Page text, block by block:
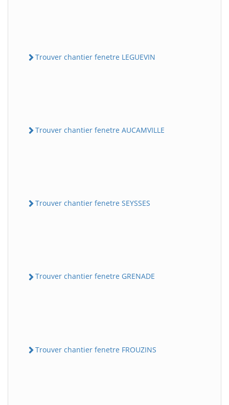
Trouver chantier fenetre LEGUEVIN
Trouver chantier fenetre AUCAMVILLE
Trouver chantier fenetre SEYSSES
Trouver chantier fenetre GRENADE
Trouver chantier fenetre FROUZINS